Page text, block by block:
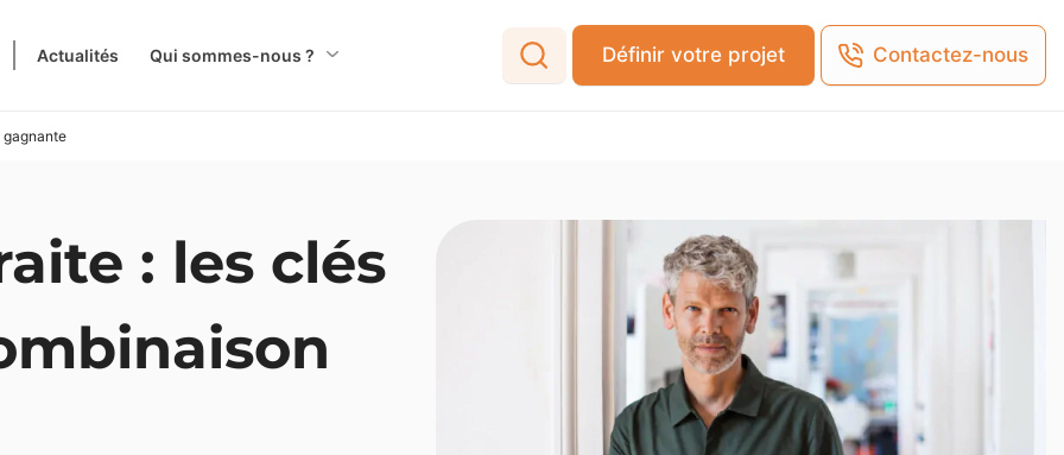
Actualités Qui sommes-nous ? Définir votre projet Contactez-nous
gagnante
: les clés